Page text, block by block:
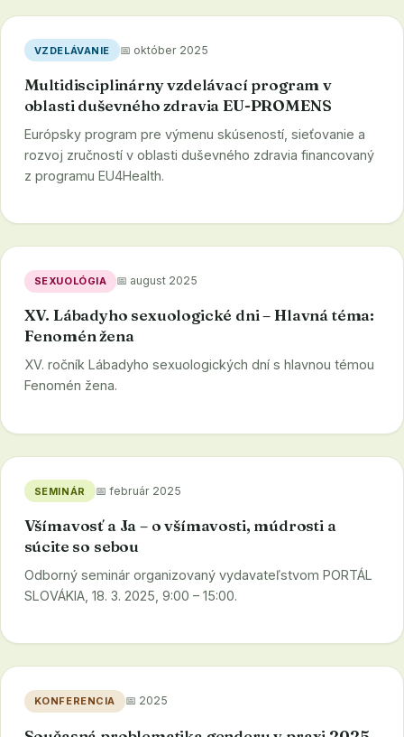
VZDELÁVANIE 📅 október 2025
Multidisciplinárny vzdelávací program v
oblasti duševného zdravia EU-PROMENS
Európsky program pre výmenu skúseností, sieťovanie a
rozvoj zručností v oblasti duševného zdravia financovaný
z programu EU4Health.
SEXUOLÓGIA 📅 august 2025
XV. Lábadyho sexuologické dni – Hlavná téma:
Fenomén žena
XV. ročník Lábadyho sexuologických dní s hlavnou témou
Fenomén žena.
SEMINÁR 📅 február 2025
Všímavosť a Ja – o všímavosti, múdrosti a
súcite so sebou
Odborný seminár organizovaný vydavateľstvom PORTÁL
SLOVÁKIA, 18. 3. 2025, 9:00 – 15:00.
KONFERENCIA 📅 2025